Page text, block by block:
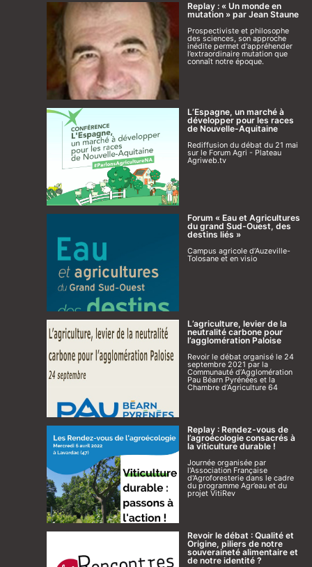
Replay : « Un monde en
mutation » par Jean Staune
Prospectiviste et philosophe
des sciences, son approche
inédite permet d'appréhender
l’extraordinaire mutation que
connaît notre époque.
L’Espagne, un marché à
développer pour les races
de Nouvelle-Aquitaine
Rediffusion du débat du 21 mai
sur le Forum Agri - Plateau
Agriweb.tv
Forum « Eau et Agricultures
du grand Sud-Ouest, des
destins liés »
Campus agricole d’Auzeville-
Tolosane et en visio
L’agriculture, levier de la
neutralité carbone pour
l’agglomération Paloise
Revoir le débat organisé le 24
septembre 2021 par la
Communauté d’Agglomération
Pau Béarn Pyrénées et la
Chambre d’Agriculture 64
Replay : Rendez-vous de
l’agroécologie consacrés à
la viticulture durable !
Journée organisée par
l'Association Française
d'Agroforesterie dans le cadre
du programme Agr’eau et du
projet VitiRev
Revoir le débat : Qualité et
Origine, piliers de notre
souveraineté alimentaire et
de notre identité ?